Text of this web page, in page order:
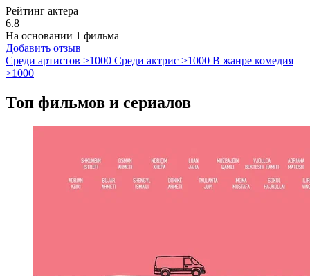
Рейтинг актера
6.8
На основании 1 фильма
Добавить отзыв
Среди артистов >1000 Среди актрис >1000 В жанре комедия
>1000
Топ фильмов и сериалов